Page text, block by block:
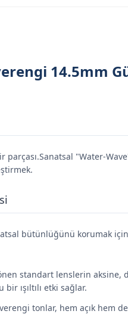
14.5mm
"Water-
bütünlüğünü korumak
standart lenslerin aksine,
ışıltılı etki sağlar.
tonlar, hem açık hem